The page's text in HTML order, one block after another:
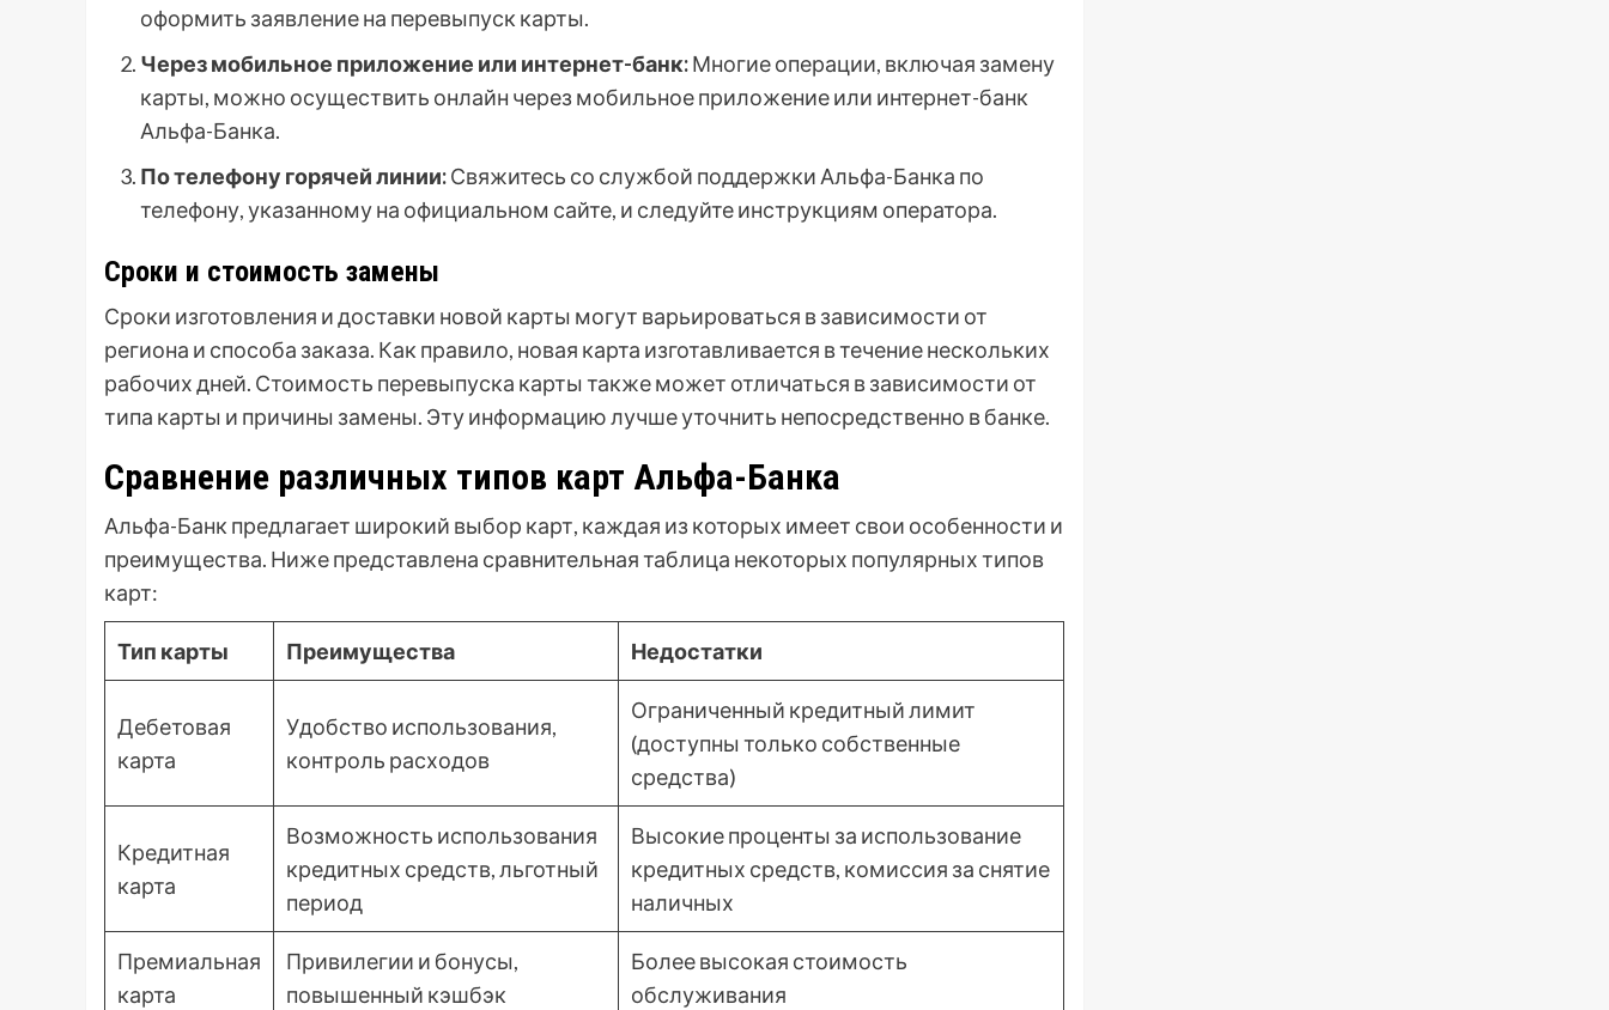
оформить заявление на перевыпуск карты.
Через мобильное приложение или интернет-банк:Многие операции, включая замену
карты, можно осуществить онлайн через мобильное приложение или интернет-банк
Альфа-Банка.
По телефону горячей линии:Свяжитесь со службой поддержки Альфа-Банка по
телефону, указанному на официальном сайте, и следуйте инструкциям оператора.
Сроки и стоимость замены
Сроки изготовления и доставки новой карты могут варьироваться в зависимости от
региона и способа заказа. Как правило, новая карта изготавливается в течение нескольких
рабочих дней. Стоимость перевыпуска карты также может отличаться в зависимости от
типа карты и причины замены. Эту информацию лучше уточнить непосредственно в банке.
Сравнение различных типов карт Альфа-Банка
Альфа-Банк предлагает широкий выбор карт, каждая из которых имеет свои особенности и
преимущества. Ниже представлена сравнительная таблица некоторых популярных типов
карт:
Тип карты Преимущества Недостатки
Дебетовая
карта
Удобство использования,
контроль расходов
Ограниченный кредитный лимит
(доступны только собственные
средства)
Кредитная
карта
Возможность использования
кредитных средств, льготный
период
Высокие проценты за использование
кредитных средств, комиссия за снятие
наличных
Премиальная
карта
Привилегии и бонусы,
повышенный кэшбэк
Более высокая стоимость
обслуживания